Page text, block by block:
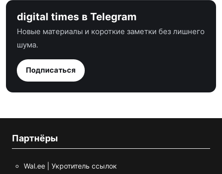
digital times в Telegram
Новые материалы и короткие заметки без лишнего
шума.
Подписаться
Партнёры
Wal.ee | Укротитель ссылок